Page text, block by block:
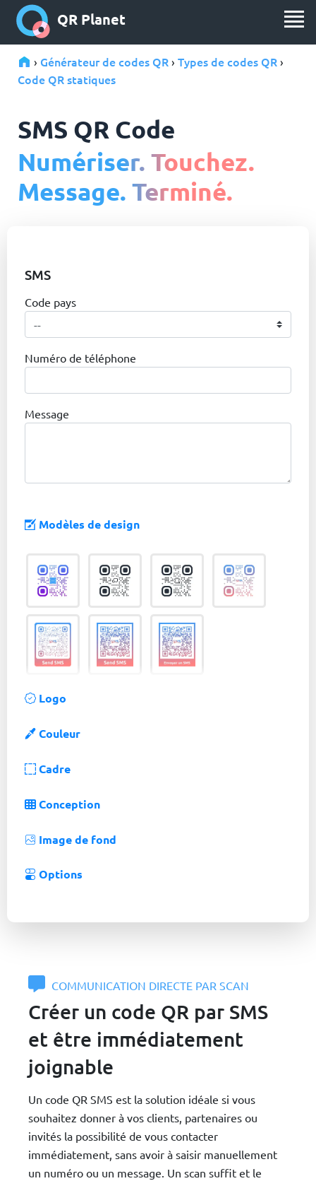
QR Planet
› Générateur de codes QR › Types de codes QR ›
Code QR statiques
SMS QR Code
Numériser. Touchez.
Message. Terminé.
SMS
Code pays
Numéro de téléphone
Message
Modèles de design
Logo
Couleur
Cadre
Conception
Image de fond
Options
COMMUNICATION DIRECTE PAR SCAN
Créer un code QR par SMS
et être immédiatement
joignable
Un code QR SMS est la solution idéale si vous
souhaitez donner à vos clients, partenaires ou
invités la possibilité de vous contacter
immédiatement, sans avoir à saisir manuellement
un numéro ou un message. Un scan suffit et le